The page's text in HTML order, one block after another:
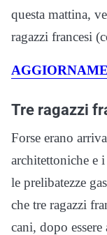
questa mattina,
ragazzi francesi
Tre ragazzi
Forse erano
architettoniche e
le prelibatezze
che tre ragazzi
cani, dopo